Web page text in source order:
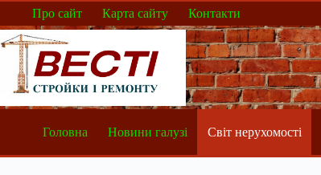
Перейти
вмісту
Про сайт Карта сайту Контакти
Головна Новини галузі Світ нерухомості